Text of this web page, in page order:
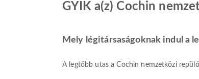
GYIK a(z) Cochin
Mely légitársaságoknak indul a
A legtöbb utas a Cochin nemzetközi